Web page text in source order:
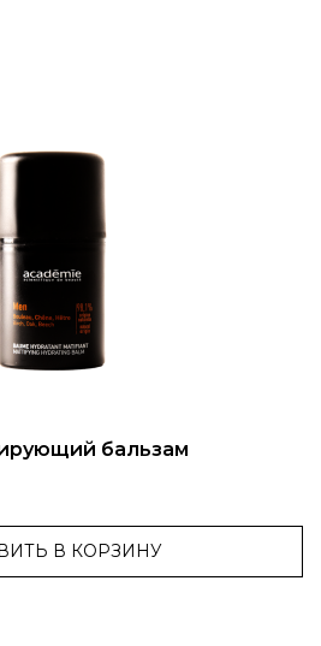
бальзам
В КОРЗИНУ